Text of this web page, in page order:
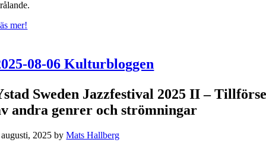
mer!
08-06 Kulturbloggen
Sweden Jazzfestival 2025 II –
andra genrer och strömningar
2025 byMats Hallberg